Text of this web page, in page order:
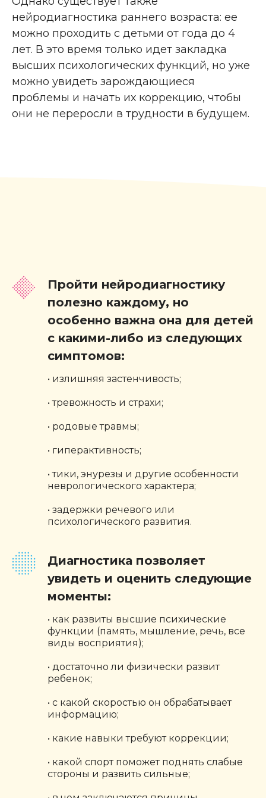
нейродиагностика раннего возраста: ее
можно проходить с детьми от года до 4
лет. В это время только идет закладка
высших психологических функций, но уже
можно увидеть зарождающиеся
проблемы и начать их коррекцию, чтобы
они не переросли в трудности в будущем.
Пройти нейродиагностику
полезно каждому, но
особенно важна она для детей
с какими-либо из следующих
симптомов:
• излишняя застенчивость;
• тревожность и страхи;
• родовые травмы;
• гиперактивность;
• тики, энурезы и другие особенности
неврологического характера;
• задержки речевого или
психологического развития.
Диагностика позволяет
увидеть и оценить следующие
моменты:
• как развиты высшие психические
функции (память, мышление, речь, все
виды восприятия);
• достаточно ли физически развит
ребенок;
• с какой скоростью он обрабатывает
информацию;
• какие навыки требуют коррекции;
• какой спорт поможет поднять слабые
стороны и развить сильные;